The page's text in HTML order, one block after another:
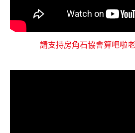
請支持房角石協會算吧啦